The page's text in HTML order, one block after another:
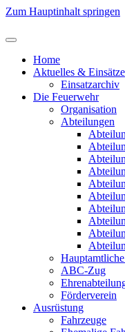
Zum Hauptinhalt springen
Home
Aktuelles & Einsätze
Einsatzarchiv
Die Feuerwehr
Organisation
Abteilungen
ABC-Zug
Förderverein
Ausrüstung
Fahrzeuge